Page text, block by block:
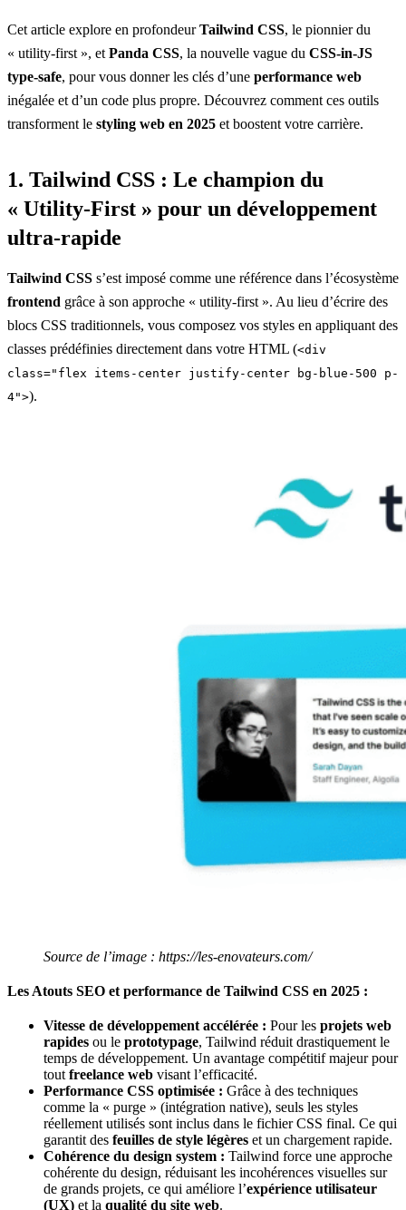
Cet article explore en profondeurTailwind CSS, le pionnier du
« utility-first », et Panda CSS, la nouvelle vague du CSS-in-JS
type-safe, pour vous donner les clés d’une performance web
inégalée et d’un code plus propre. Découvrez comment ces outils
transforment le styling web en 2025 et boostent votre carrière.
1. Tailwind CSS : Le champion du
« Utility-First » pour un développement
ultra-rapide
Tailwind CSS s’est imposé comme une référence dans l’écosystème
frontend grâce à son approche « utility-first ». Au lieu d’écrire des
blocs CSS traditionnels, vous composez vos styles en appliquant des
classes prédéfinies directement dans votre HTML (<div
class="flex items-center justify-center bg-blue-500 p-
4">).
Source de l’image : https://les-enovateurs.com/
Les Atouts SEO et performance de Tailwind CSS en 2025 :
Vitesse de développement accélérée : Pour les projets web
rapides ou le prototypage, Tailwind réduit drastiquement le
temps de développement. Un avantage compétitif majeur pour
tout freelance web visant l’efficacité.
Performance CSS optimisée : Grâce à des techniques
comme la « purge » (intégration native), seuls les styles
réellement utilisés sont inclus dans le fichier CSS final. Ce qui
garantit des feuilles de style légères et un chargement rapide.
Cohérence du design system : Tailwind force une approche
cohérente du design, réduisant les incohérences visuelles sur
de grands projets, ce qui améliore l’expérience utilisateur
(UX) et la qualité du site web.